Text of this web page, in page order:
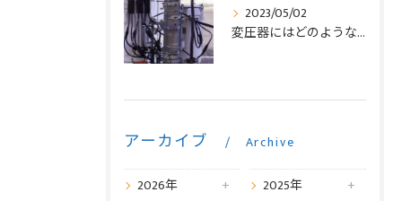
2023/05/02
変圧器にはどのような役割があるの？
アーカイブ Archive
2026年
2025年